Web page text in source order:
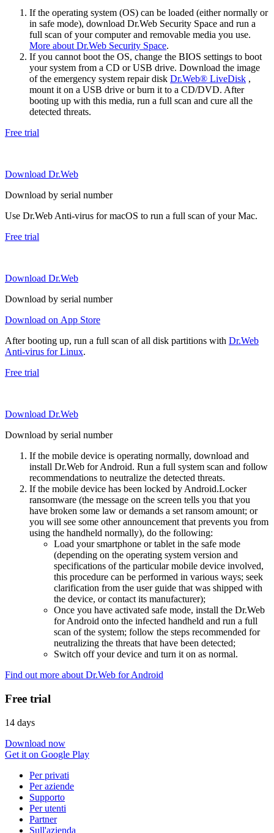
If the operating system (OS) can be loaded (either normally or
in safe mode), download Dr.Web Security Space and run a
full scan of your computer and removable media you use.
More about Dr.Web Security Space.
If you cannot boot the OS, change the BIOS settings to boot
your system from a CD or USB drive. Download the image
of the emergency system repair disk Dr.Web® LiveDisk ,
mount it on a USB drive or burn it to a CD/DVD. After
booting up with this media, run a full scan and cure all the
detected threats.
Free trial
Download Dr.Web
Download by serial number
Use Dr.Web Anti-virus for macOS to run a full scan of your Mac.
Free trial
Download Dr.Web
Download by serial number
Download on App Store
After booting up, run a full scan of all disk partitions with Dr.Web
Anti-virus for Linux.
Free trial
Download Dr.Web
Download by serial number
If the mobile device is operating normally, download and
install Dr.Web for Android. Run a full system scan and follow
recommendations to neutralize the detected threats.
If the mobile device has been locked by Android.Locker
ransomware (the message on the screen tells you that you
have broken some law or demands a set ransom amount; or
you will see some other announcement that prevents you from
using the handheld normally), do the following:
Load your smartphone or tablet in the safe mode
(depending on the operating system version and
specifications of the particular mobile device involved,
this procedure can be performed in various ways; seek
clarification from the user guide that was shipped with
the device, or contact its manufacturer);
Once you have activated safe mode, install the Dr.Web
for Android onto the infected handheld and run a full
scan of the system; follow the steps recommended for
neutralizing the threats that have been detected;
Switch off your device and turn it on as normal.
Find out more about Dr.Web for Android
Free trial
14 days
Download now
Get it on Google Play
Per privati
Per aziende
Supporto
Per utenti
Partner
Sull'azienda